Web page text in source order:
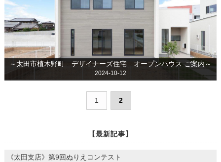
～太田市植木野町 デザイナーズ住宅 オープンハウス ご案内～
2024-10-12
1 2
【最新記事】
《太田支店》第9回ぬりえコンテスト